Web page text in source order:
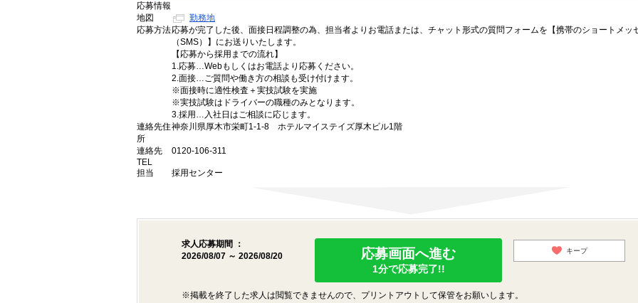
応募情報
地図
勤務地
応募方法応募が完了した後、面接日程調整の為、担当者よりお電話または、チャット形式の質問フォームを【携帯のショートメッ
（SMS）】にお送りいたします。
【応募から採用までの流れ】
1.応募…Webもしくはお電話より応募ください。
2.面接…ご質問や働き方の相談も受け付けます。
※面接時に適性検査＋実技試験を実施
※実技試験はドライバーの職種のみとなります。
3.採用…入社日はご相談に応じます。
連絡先住
所
神奈川県厚木市栄町1-1-8 ホテルマイステイズ厚木ビル1階
連絡先
TEL
0120-106-311
担当 採用センター
求人応募期間 ：
2026/08/07 ～ 2026/08/20
応募画面へ進む
1分で応募完了!!
キープ
※掲載を終了した求人は閲覧できませんので、プリントアウトして保管をお願いします。